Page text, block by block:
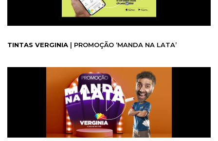
TINTAS VERGINIA | PROMOÇÃO ‘MANDA NA LATA’